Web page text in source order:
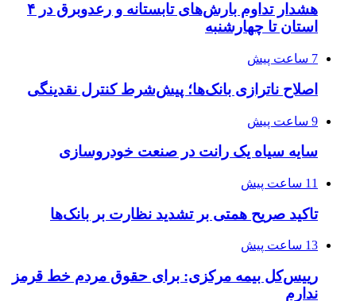
هشدار تداوم بارش‌های تابستانه و رعدوبرق در ۴
استان تا چهارشنبه
7 ساعت پیش
اصلاح ناترازی بانک‌ها؛ پیش‌شرط کنترل نقدینگی
9 ساعت پیش
سایه سیاه یک رانت در صنعت خودروسازی
11 ساعت پیش
تاکید صریح همتی بر تشدید نظارت بر بانک‌ها
13 ساعت پیش
رییس‌کل بیمه مرکزی: برای حقوق مردم خط قرمز
ندارم